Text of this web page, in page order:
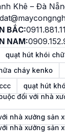
Khê – Đà
BẮC:
NAM:
quạt hút khói
cháy kenko
quạt hút
đối với nhà
nhà xưởng sản
nhà xưởng sản